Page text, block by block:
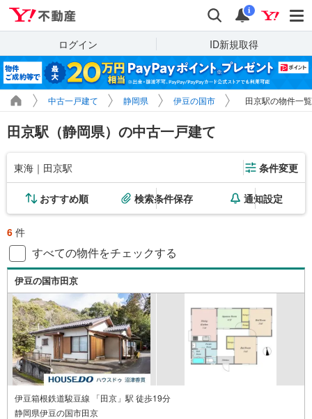
検索 通知
i
ログイン ID新規取得
中古一戸建て 静岡県 伊豆の国市 田京駅の物件一覧
田京駅（静岡県）の中古一戸建て
東海｜田京駅 条件変更
おすすめ順 検索条件保存 通知設定
6 件
すべての物件をチェックする
伊豆の国市田京
伊豆箱根鉄道駿豆線 「田京」駅 徒歩19分
静岡県伊豆の国市田京